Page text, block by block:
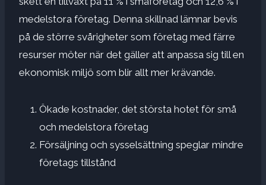
medelstora företag. Denna skillnad lämnar bevis
på de större svårigheter som företag med färre
resurser möter när det gäller att anpassa sig till en
ekonomisk miljö som blir allt mer krävande.
Ökade kostnader, det största hotet för små
och medelstora företag
Försäljning och sysselsättning speglar mindre
företags tillstånd